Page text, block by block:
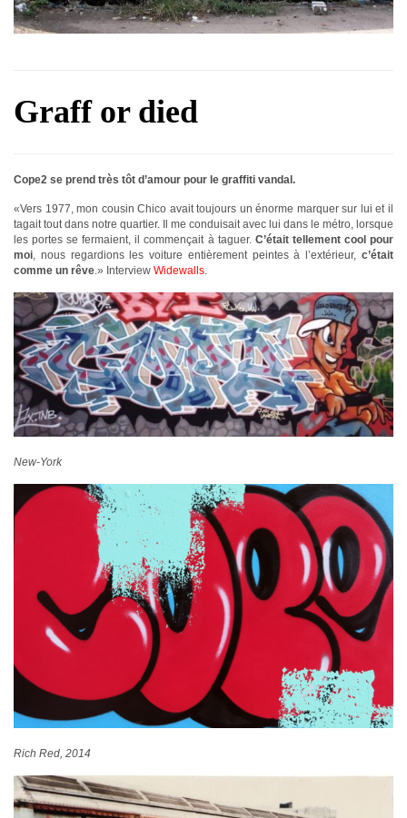
Graff or died
Cope2 se prend très tôt d’amour pour le graffiti vandal.
«Vers 1977, mon cousin Chico avait toujours un énorme marquer sur lui et il
tagait tout dans notre quartier. Il me conduisait avec lui dans le métro, lorsque
les portes se fermaient, il commençait à taguer. C’était tellement cool pour
moi , nous regardions les voiture entièrement peintes à l’extérieur, c’était
comme un rêve .» Interview Widewalls
New-York
Rich Red, 2014